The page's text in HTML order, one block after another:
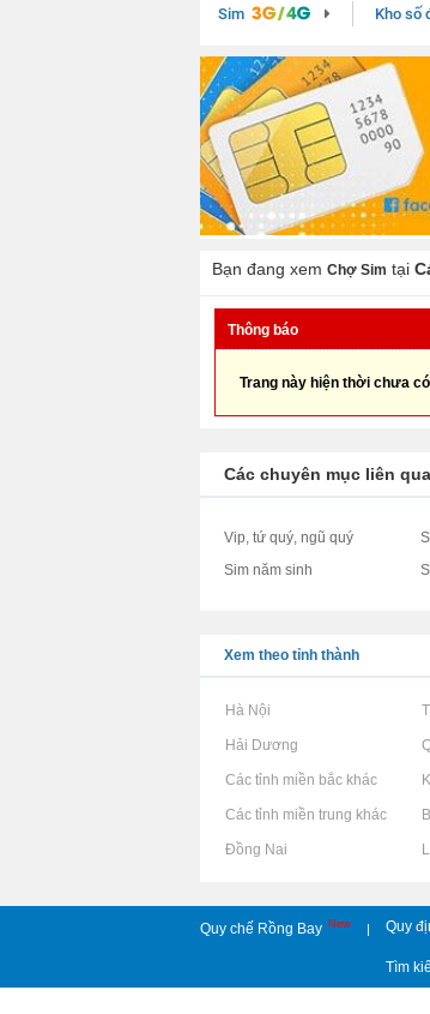
Sim Kho số
Bạn đang xem Chợ Sim tại
Thông báo
Trang này hiện thời chưa
Các chuyên mục liên
Vip, tứ quý, ngũ quý
Sim năm sinh
Xem theo tỉnh thành
Rao vặt tại Hà Nội Rao vặt tại
Rao vặt tại Hải Dương Rao vặt tại
Rao vặt tại Các tỉnh miền bắc khácRao vặt tại
Rao vặt tại Các tỉnh miền trung khác
Rao vặt tại
Rao vặt tại Đồng Nai Rao vặt tại
Quy chế Rồng Bay New | Quy
Tìm